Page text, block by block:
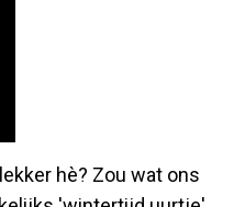
hè? Zou wat ons